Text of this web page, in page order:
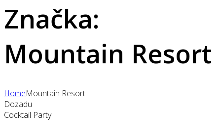
Značka:
Mountain Resort
HomeMountain Resort
Dozadu
Cocktail Party